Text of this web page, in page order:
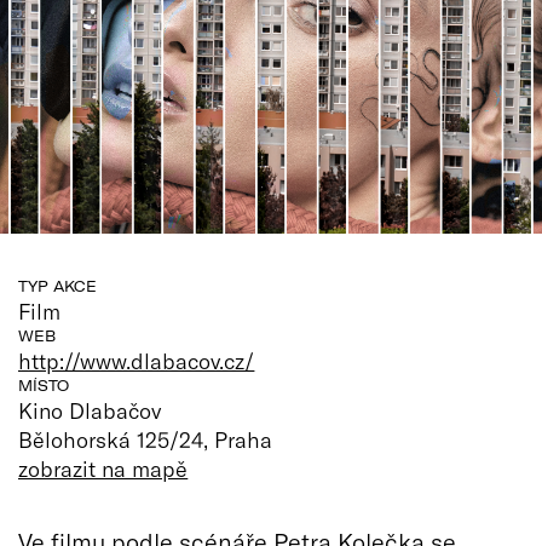
TYP AKCE
Film
WEB
http://www.dlabacov.cz/
MÍSTO
Kino Dlabačov
Bělohorská 125/24, Praha
zobrazit na mapě